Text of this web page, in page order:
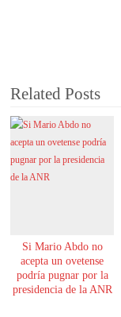
Related Posts
Si Mario Abdo no
acepta un ovetense
podría pugnar por la
presidencia de la ANR